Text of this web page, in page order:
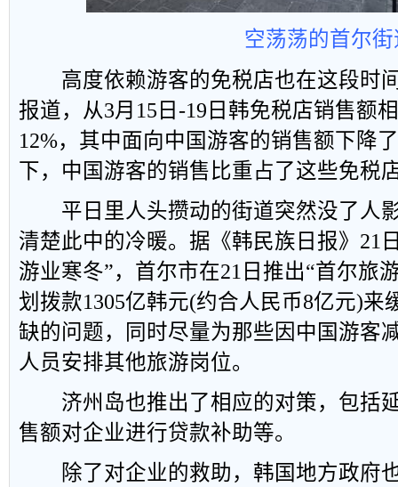
空荡荡的首尔街
高度依赖游客的免税店也在这段时
报道，从3月15日-19日韩免税店销售额
12%，其中面向中国游客的销售额下降
下，中国游客的销售比重占了这些免税
平日里人头攒动的街道突然没了人
清楚此中的冷暖。据《韩民族日报》21
游业寒冬”，首尔市在21日推出“首尔旅
划拨款1305亿韩元(约合人民币8亿元)来
缺的问题，同时尽量为那些因中国游客
人员安排其他旅游岗位。
济州岛也推出了相应的对策，包括
售额对企业进行贷款补助等。
除了对企业的救助，韩国地方政府